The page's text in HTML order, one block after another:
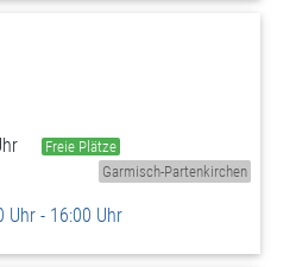
Freie Plätze
Garmisch-Partenkirchen
Uhr - 16:00 Uhr